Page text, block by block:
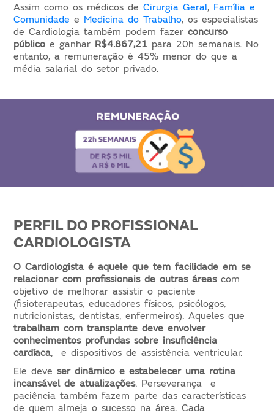
Assim como os médicos deCirurgia Geral, Família e
Comunidade e Medicina do Trabalho, os especialistas
de Cardiologia também podem fazerconcurso
público e ganhar R$4.867,21 para 20h semanais. No
entanto, a remuneração é 45% menor do que a
média salarial do setor privado.
PERFIL DO PROFISSIONAL
CARDIOLOGISTA
O Cardiologista é aquele que tem facilidade em se
relacionar com profissionais de outras áreascom
objetivo de melhorar assistir o paciente
(fisioterapeutas, educadores físicos, psicólogos,
nutricionistas, dentistas, enfermeiros). Aqueles que
trabalham com transplante deve envolver
conhecimentos profundas sobre insuficiência
cardíaca, e dispositivos de assistência ventricular.
Ele deveser dinâmico e estabelecer uma rotina
incansável de atualizações. Perseverança e
paciência também fazem parte das características
de quem almeja o sucesso na área. Cada